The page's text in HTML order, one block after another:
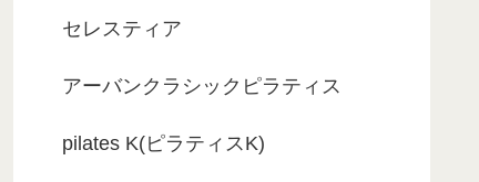
セレスティア
アーバンクラシックピラティス
pilates K(ピラティスK)